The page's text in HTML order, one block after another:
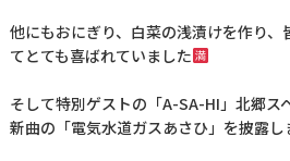
他にもおにぎり、白菜の浅漬けを作り
てとても喜ばれていました
そして特別ゲストの「A-SA-HI」北郷ス
新曲の「電気水道ガスあさひ」を披露し